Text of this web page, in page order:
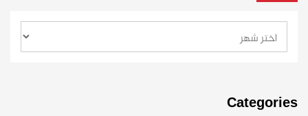
Categories